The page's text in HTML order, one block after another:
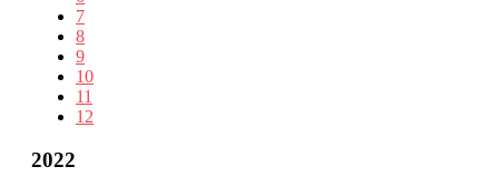
7
8
9
10
11
12
2022